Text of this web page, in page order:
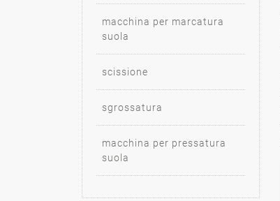
macchina per marcatura
suola
scissione
sgrossatura
macchina per pressatura
suola